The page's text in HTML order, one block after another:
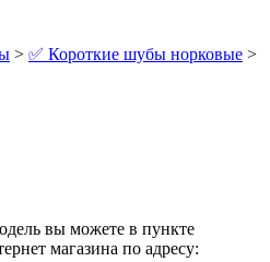
> ✅ Короткие шубы норковые >
вы можете в пункте
магазина по адресу: